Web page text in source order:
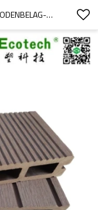
ZUSAMMENGESETZTER DECKING/BODENBELAG-ANTI-PILZ